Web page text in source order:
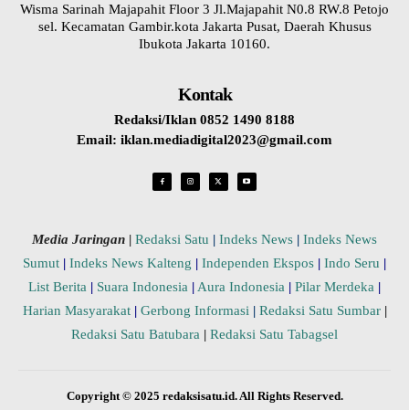
Wisma Sarinah Majapahit Floor 3 Jl.Majapahit N0.8 RW.8 Petojo
sel. Kecamatan Gambir.kota Jakarta Pusat, Daerah Khusus
Ibukota Jakarta 10160.
Kontak
Redaksi/Iklan 0852 1490 8188
Email: iklan.mediadigital2023@gmail.com
Media Jaringan | Redaksi Satu | Indeks News | Indeks News
Sumut | Indeks News Kalteng | Independen Ekspos | Indo Seru |
List Berita | Suara Indonesia |Aura Indonesia | Pilar Merdeka |
Harian Masyarakat | Gerbong Informasi | Redaksi Satu Sumbar |
Redaksi Satu Batubara | Redaksi Satu Tabagsel
Copyright © 2025 redaksisatu.id. All Rights Reserved.